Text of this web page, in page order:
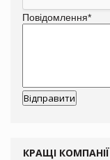
Повідомлення*
КРАЩІ КОМПАНІЇ